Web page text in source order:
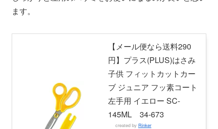
ます。
【メール便なら送料290
円】プラス(PLUS)はさみ
子供 フィットカットカー
ブ ジュニア フッ素コート
左手用 イエロー SC-
145ML 34-673
created by Rinker